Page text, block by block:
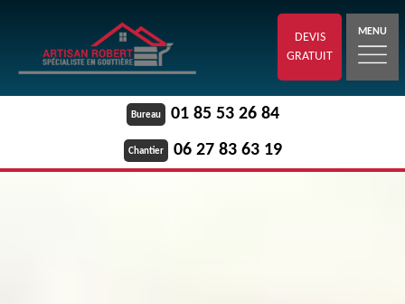
DEVIS
GRATUIT
MENU
Bureau 01 85 53 26 84
Chantier 06 27 83 63 19